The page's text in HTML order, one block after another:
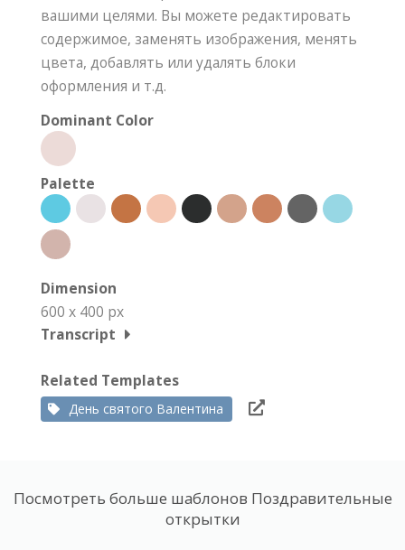
вашими целями. Вы можете редактировать
содержимое, заменять изображения, менять
цвета, добавлять или удалять блоки
оформления и т.д.
Dominant Color
Palette
Dimension
600 x 400 px
Transcript
Related Templates
День святого Валентина
Посмотреть больше шаблонов Поздравительные
открытки